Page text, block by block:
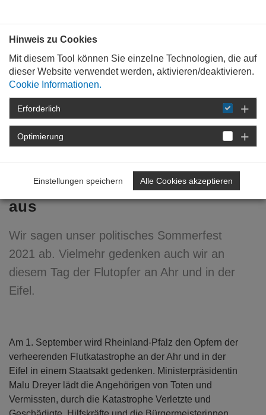
STARTSEITE DETAIL
Gedenken statt Fest –
Politisches Sommerfest fällt
aus
Wir sagen unser politisches Sommerfest
2021 ab. Vielmehr gedenken auch wir an
diesem Tag der Flutopfer an Ahr und in der
Eifel.
Am 1. September wird Rheinland-Pfalz den Opfern der
verheerenden Flutkatastrophe an der Ahr und in der
Eifel in einem Staatsakt gedenken. Ministerpräsidentin
Malu Dreyer lädt die Angehörigen von Toten und
Vermissten, durch die Katastrophe Verletzte und
Hinweis zu Cookies
Mit diesem Tool können Sie einzelne Technologien, die auf
dieser Website verwendet werden, aktivieren/deaktivieren.
Cookie Informationen.
Erforderlich
Optimierung
Einstellungen speichern Alle Cookies akzeptieren